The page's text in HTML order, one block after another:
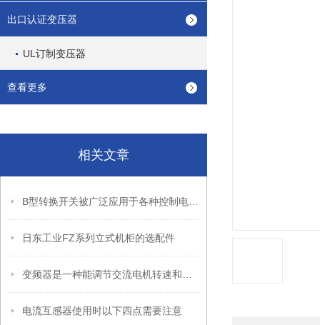
出口认证变压器
UL订制变压器
查看更多
相关文章
日东工业FZ系列立式机柜的选配件
电流互感器使用时以下四点需要注意